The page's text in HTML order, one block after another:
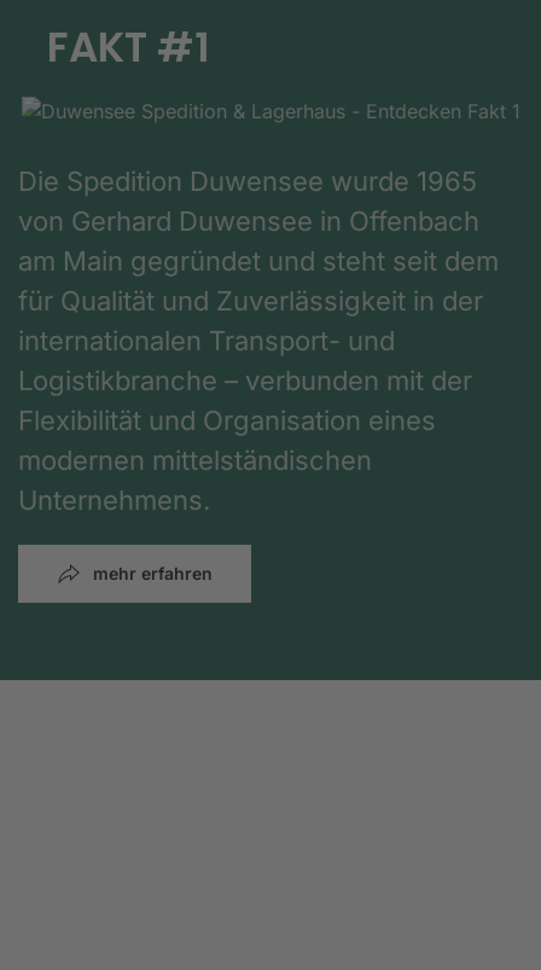
FAKT #1
Die Spedition Duwensee wurde 1965
von Gerhard Duwensee in Offenbach
am Main gegründet und steht seit dem
für Qualität und Zuverlässigkeit in der
internationalen Transport- und
Logistikbranche – verbunden mit der
Flexibilität und Organisation eines
modernen mittelständischen
Unternehmens.
mehr erfahren